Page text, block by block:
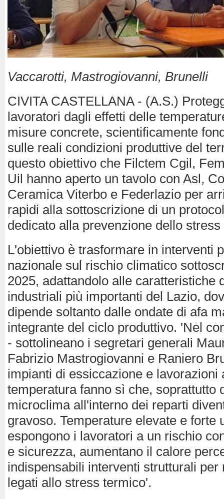
Vaccarotti, Mastrogiovanni, Brunelli
CIVITA CASTELLANA - (A.S.)
lavoratori dagli effetti delle
misure concrete, scientificamente
sulle reali condizioni produttive del
questo obiettivo che Filctem Cgil,
Uil hanno aperto un tavolo con Asl,
Ceramica Viterbo e Federlazio per
rapidi alla sottoscrizione di un
dedicato alla prevenzione dello
L'obiettivo è trasformare in interventi
nazionale sul rischio climatico
2025, adattandolo alle caratteristiche
industriali più importanti del Lazio,
dipende soltanto dalle ondate di afa
integrante del ciclo produttivo. 'Nel
- sottolineano i segretari generali
Fabrizio Mastrogiovanni e Raniero
impianti di essiccazione e lavorazioni
temperatura fanno sì che, soprattutto
microclima all'interno dei reparti
gravoso. Temperature elevate e forte
espongono i lavoratori a un rischio
e sicurezza, aumentano il calore
indispensabili interventi strutturali per
legati allo stress termico'.